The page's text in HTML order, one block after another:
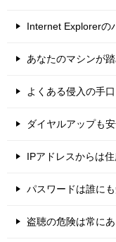
Internet Explorerの
あなたのマシンが
よくある侵入の手
ダイヤルアップも
IPアドレスからは
パスワードは誰に
盗聴の危険は常にあ